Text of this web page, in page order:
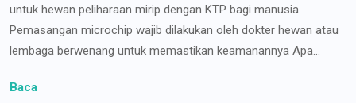
untuk hewan peliharaan mirip dengan KTP bagi manusia
Pemasangan microchip wajib dilakukan oleh dokter hewan atau
lembaga berwenang untuk memastikan keamanannya Apa...
Baca